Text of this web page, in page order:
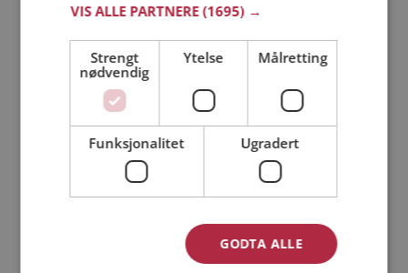
Bli medlem gratis!
Jeg er en: Mann Kvinne
Min alder:
VIS ALLE PARTNERE(1695) →
Strengt
nødvendig
Ytelse Målretting
Funksjonalitet Ugradert
GODTA ALLE